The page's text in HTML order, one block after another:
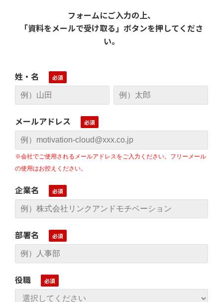
フォームにご入力の上、
「資料をメールで受け取る」ボタンを押してくださ
い。
姓・名
メールアドレス
※会社でご使用されるメールアドレスをご入力ください。フリーメール
の使用はお控えください。
企業名
部署名
役職